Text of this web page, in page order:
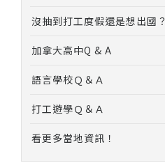
沒抽到打工度假還是想出國？
加拿大高中Q & A
語言學校Ｑ＆Ａ
打工遊學Ｑ＆Ａ
看更多當地資訊！